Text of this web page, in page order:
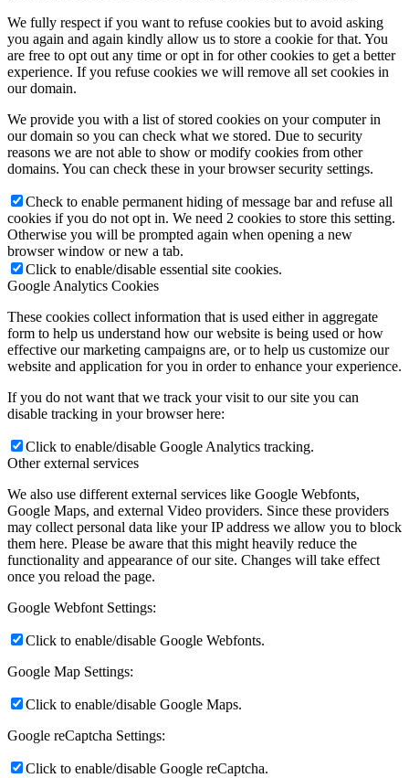
We fully respect if you want to refuse cookies but to avoid asking
you again and again kindly allow us to store a cookie for that. You
are free to opt out any time or opt in for other cookies to get a better
experience. If you refuse cookies we will remove all set cookies in
our domain.
We provide you with a list of stored cookies on your computer in
our domain so you can check what we stored. Due to security
reasons we are not able to show or modify cookies from other
domains. You can check these in your browser security settings.
Check to enable permanent hiding of message bar and refuse all
cookies if you do not opt in. We need 2 cookies to store this setting.
Otherwise you will be prompted again when opening a new
browser window or new a tab.
Click to enable/disable essential site cookies.
Google Analytics Cookies
These cookies collect information that is used either in aggregate
form to help us understand how our website is being used or how
effective our marketing campaigns are, or to help us customize our
website and application for you in order to enhance your experience.
If you do not want that we track your visit to our site you can
disable tracking in your browser here:
Click to enable/disable Google Analytics tracking.
Other external services
We also use different external services like Google Webfonts,
Google Maps, and external Video providers. Since these providers
may collect personal data like your IP address we allow you to block
them here. Please be aware that this might heavily reduce the
functionality and appearance of our site. Changes will take effect
once you reload the page.
Google Webfont Settings:
Click to enable/disable Google Webfonts.
Google Map Settings:
Click to enable/disable Google Maps.
Google reCaptcha Settings:
Click to enable/disable Google reCaptcha.